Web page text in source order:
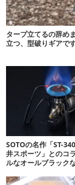
タープ立てるの辞め
立つ、型破りギアで
SOTOの名作「ST-
井スポーツ」とのコ
ルなオールブラック